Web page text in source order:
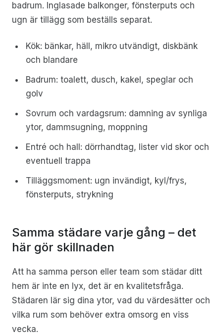
badrum. Inglasade balkonger, fönsterputs och
ugn är tillägg som beställs separat.
Kök: bänkar, häll, mikro utvändigt, diskbänk
och blandare
Badrum: toalett, dusch, kakel, speglar och
golv
Sovrum och vardagsrum: damning av synliga
ytor, dammsugning, moppning
Entré och hall: dörrhandtag, lister vid skor och
eventuell trappa
Tilläggsmoment: ugn invändigt, kyl/frys,
fönsterputs, strykning
Samma städare varje gång – det
här gör skillnaden
Att ha samma person eller team som städar ditt
hem är inte en lyx, det är en kvalitetsfråga.
Städaren lär sig dina ytor, vad du värdesätter och
vilka rum som behöver extra omsorg en viss
vecka.